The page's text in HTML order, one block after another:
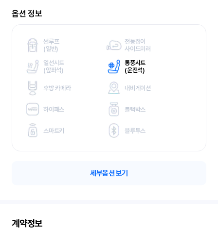
옵션 정보
썬루프
(일반)
전동접이
사이드미러
열선시트
(앞좌석)
통풍시트
(운전석)
후방 카메라 내비게이션
하이패스 블랙박스
스마트키 블루투스
세부옵션 보기
계약정보